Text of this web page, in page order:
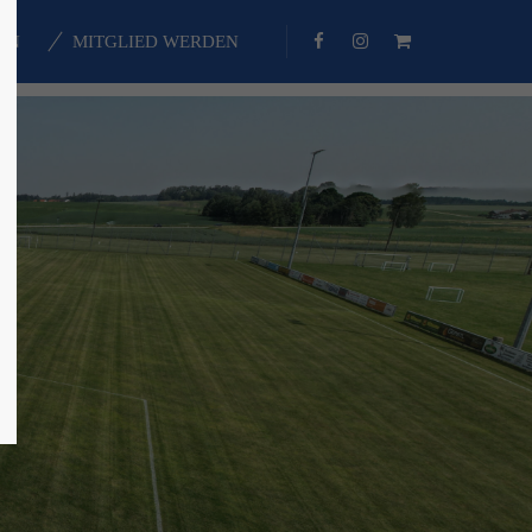
consectetuer adipiscing elit.
Aenean commodo ligula eget dolor.
Aenean massa. Cum sociis natoque
penatibus et magnis dis parturient
montes, nascetur ridiculus mus.
Donec quam felis, ultricies nec.
MITGLIED WERDEN